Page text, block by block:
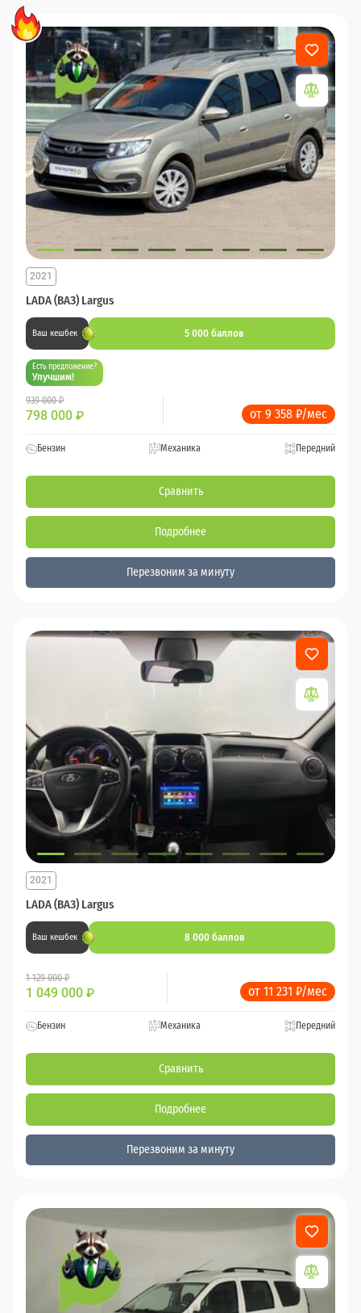
LADA (ВАЗ) Largus
2021
Ваш кешбек 5 000 баллов
Есть предложение?
Улучшим!
939 000 ₽
798 000 ₽ от 9 358 ₽/мес
Бензин Механика Передний
Сравнить
Подробнее
Перезвоним за минуту
LADA (ВАЗ) Largus
2021
Ваш кешбек 8 000 баллов
1 129 000 ₽
1 049 000 ₽ от 11 231 ₽/мес
Бензин Механика Передний
Сравнить
Подробнее
Перезвоним за минуту